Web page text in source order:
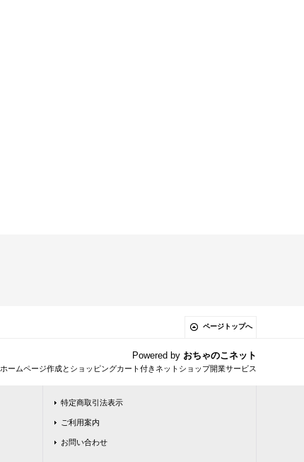
ページトップへ
Powered by おちゃのこネット
ホームページ作成とショッピングカート付きネットショップ開業サービス
特定商取引法表示
ご利用案内
お問い合わせ